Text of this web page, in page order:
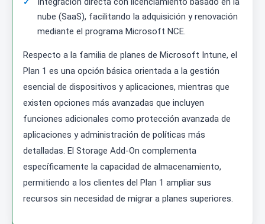
nube (SaaS), facilitando la adquisición y renovación
mediante el programa Microsoft NCE.
Respecto a la familia de planes de Microsoft Intune, el
Plan 1 es una opción básica orientada a la gestión
esencial de dispositivos y aplicaciones, mientras que
existen opciones más avanzadas que incluyen
funciones adicionales como protección avanzada de
aplicaciones y administración de políticas más
detalladas. El Storage Add-On complementa
específicamente la capacidad de almacenamiento,
permitiendo a los clientes del Plan 1 ampliar sus
recursos sin necesidad de migrar a planes superiores.